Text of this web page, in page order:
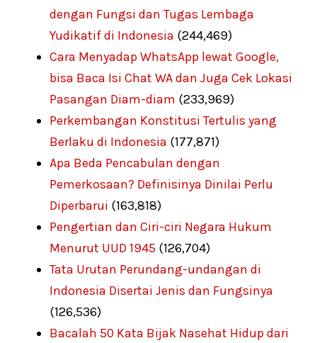
dengan Fungsi dan Tugas Lembaga
Yudikatif di Indonesia (244,469)
Cara Menyadap WhatsApp lewat Google,
bisa Baca Isi Chat WA dan Juga Cek Lokasi
Pasangan Diam-diam (233,969)
Perkembangan Konstitusi Tertulis yang
Berlaku di Indonesia (177,871)
Apa Beda Pencabulan dengan
Pemerkosaan? Definisinya Dinilai Perlu
Diperbarui (163,818)
Pengertian dan Ciri-ciri Negara Hukum
Menurut UUD 1945 (126,704)
Tata Urutan Perundang-undangan di
Indonesia Disertai Jenis dan Fungsinya
(126,536)
Bacalah 50 Kata Bijak Nasehat Hidup dari